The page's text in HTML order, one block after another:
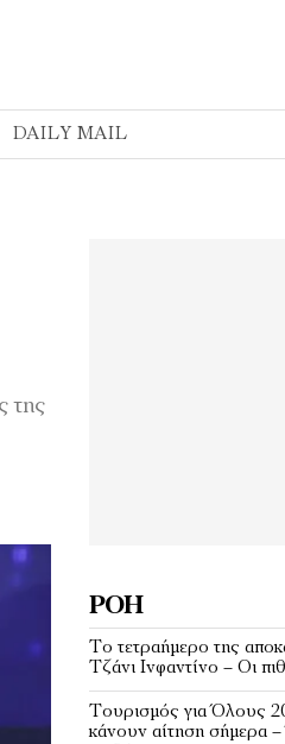
DAILY MAIL
της
ΡΟΉ
Το τετραήμερο της
Τζάνι Ινφαντίνο – Οι
Τουρισμός για Όλους
κάνουν αίτηση σήμερα